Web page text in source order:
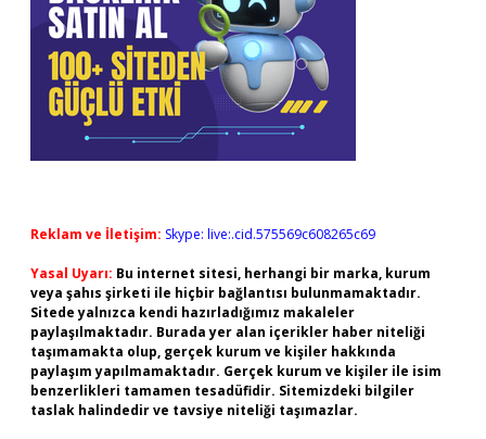
Reklam ve İletişim: Skype: live:.cid.575569c608265c69
Yasal Uyarı: Bu internet sitesi, herhangi bir marka, kurum
veya şahıs şirketi ile hiçbir bağlantısı bulunmamaktadır.
Sitede yalnızca kendi hazırladığımız makaleler
paylaşılmaktadır. Burada yer alan içerikler haber niteliği
taşımamakta olup, gerçek kurum ve kişiler hakkında
paylaşım yapılmamaktadır. Gerçek kurum ve kişiler ile isim
benzerlikleri tamamen tesadüfidir. Sitemizdeki bilgiler
taslak halindedir ve tavsiye niteliği taşımazlar.